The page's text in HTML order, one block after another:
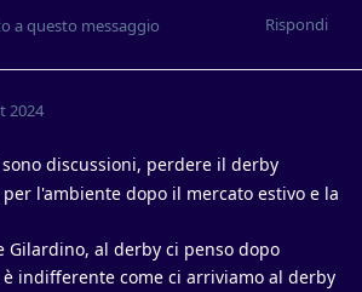
Rispondi
a questo messaggio
2024
discussioni, perdere il derby
l'ambiente dopo il mercato estivo e la
Gilardino, al derby ci penso dopo
indifferente come ci arriviamo al derby